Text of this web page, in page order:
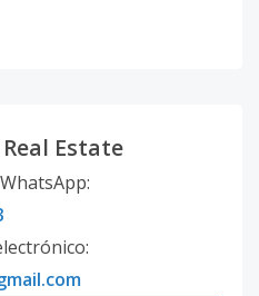
Estate
:
: